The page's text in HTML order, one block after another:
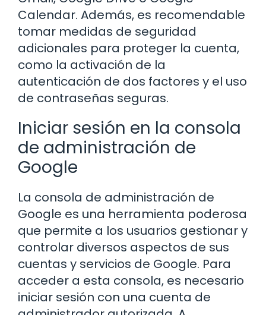
Calendar. Además, es recomendable
tomar medidas de seguridad
adicionales para proteger la cuenta,
como la activación de la
autenticación de dos factores y el uso
de contraseñas seguras.
Iniciar sesión en la consola
de administración de
Google
La consola de administración de
Google es una herramienta poderosa
que permite a los usuarios gestionar y
controlar diversos aspectos de sus
cuentas y servicios de Google. Para
acceder a esta consola, es necesario
iniciar sesión con una cuenta de